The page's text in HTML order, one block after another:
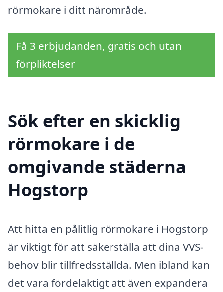
rörmokare i ditt närområde.
Få 3 erbjudanden, gratis och utan
förpliktelser
Sök efter en skicklig
rörmokare i de
omgivande städerna
Hogstorp
Att hitta en pålitlig rörmokare i Hogstorp
är viktigt för att säkerställa att dina VVS-
behov blir tillfredsställda. Men ibland kan
det vara fördelaktigt att även expandera